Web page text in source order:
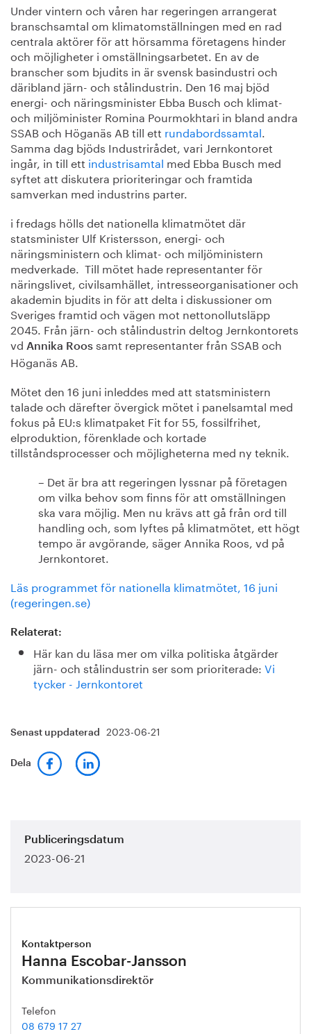
Under vintern och våren har regeringen arrangerat
branschsamtal om klimatomställningen med en rad
centrala aktörer för att hörsamma företagens hinder
och möjligheter i omställningsarbetet. En av de
branscher som bjudits in är svensk basindustri och
däribland järn- och stålindustrin. Den 16 maj bjöd
energi- och näringsminister Ebba Busch och klimat-
och miljöminister Romina Pourmokhtari in bland andra
SSAB och Höganäs AB till ett rundabordssamtal.
Samma dag bjöds Industrirådet, vari Jernkontoret
ingår, in till ett industrisamtal med Ebba Busch med
syftet att diskutera prioriteringar och framtida
samverkan med industrins parter.
i fredags hölls det nationella klimatmötet där
statsminister Ulf Kristersson, energi- och
näringsministern och klimat- och miljöministern
medverkade. Till mötet hade representanter för
näringslivet, civilsamhället, intresseorganisationer och
akademin bjudits in för att delta i diskussioner om
Sveriges framtid och vägen mot nettonollutsläpp
2045. Från järn- och stålindustrin deltog Jernkontorets
vd Annika Roos samt representanter från SSAB och
Höganäs AB.
Mötet den 16 juni inleddes med att statsministern
talade och därefter övergick mötet i panelsamtal med
fokus på EU:s klimatpaket Fit for 55, fossilfrihet,
elproduktion, förenklade och kortade
tillståndsprocesser och möjligheterna med ny teknik.
– Det är bra att regeringen lyssnar på företagen
om vilka behov som finns för att omställningen
ska vara möjlig. Men nu krävs att gå från ord till
handling och, som lyftes på klimatmötet, ett högt
tempo är avgörande, säger Annika Roos, vd på
Jernkontoret.
Läs programmet för nationella klimatmötet, 16 juni
(regeringen.se)
Relaterat:
Här kan du läsa mer om vilka politiska åtgärder
järn- och stålindustrin ser som prioriterade: Vi
tycker - Jernkontoret
Senast uppdaterad 2023-06-21
Dela
Publiceringsdatum
2023-06-21
Kontaktperson
Hanna Escobar-Jansson
Kommunikationsdirektör
Telefon
08 679 17 27